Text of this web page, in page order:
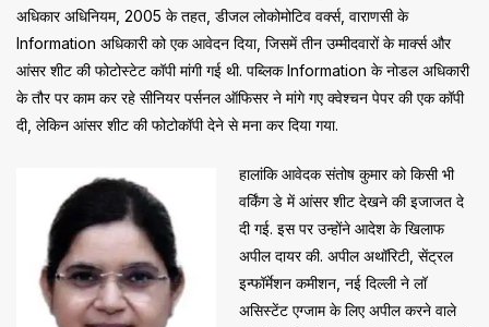
अधिकार अधिनियम, 2005 के तहत, डीजल लोकोमोटिव वर्क्स, वाराणसी के
Information अधिकारी को एक आवेदन दिया, जिसमें तीन उम्मीदवारों के मार्क्स और
आंसर शीट की फोटोस्टेट कॉपी मांगी गई थी. पब्लिक Information के नोडल अधिकारी
के तौर पर काम कर रहे सीनियर पर्सनल ऑफिसर ने मांगे गए क्वेश्चन पेपर की एक कॉपी
दी, लेकिन आंसर शीट की फोटोकॉपी देने से मना कर दिया गया.
हालांकि आवेदक संतोष कुमार को किसी भी
वर्किंग डे में आंसर शीट देखने की इजाजत दे
दी गई. इस पर उन्होंने आदेश के खिलाफ
अपील दायर की. अपील अथॉरिटी, सेंट्रल
इन्फॉर्मेशन कमीशन, नई दिल्ली ने लॉ
असिस्टेंट एग्जाम के लिए अपील करने वाले